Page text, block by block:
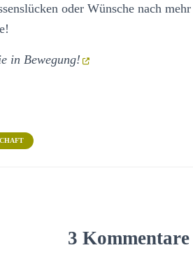
oder Wünsche nach
in Bewegung!
3 Kommentare